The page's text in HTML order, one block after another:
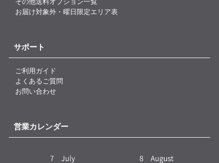
お届け対象外・曜日限定エリア表
サポート
ご利用ガイド
よくあるご質問
お問い合わせ
営業カレンダー